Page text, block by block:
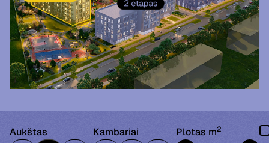
Aukštas Kambariai Plotas m2